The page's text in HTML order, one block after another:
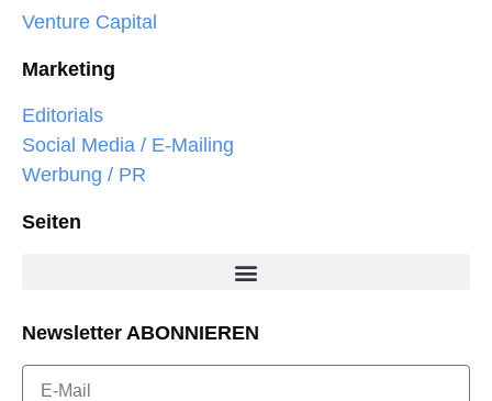
Venture Capital
Marketing
Editorials
Social Media / E-Mailing
Werbung / PR
Seiten
Newsletter ABONNIEREN